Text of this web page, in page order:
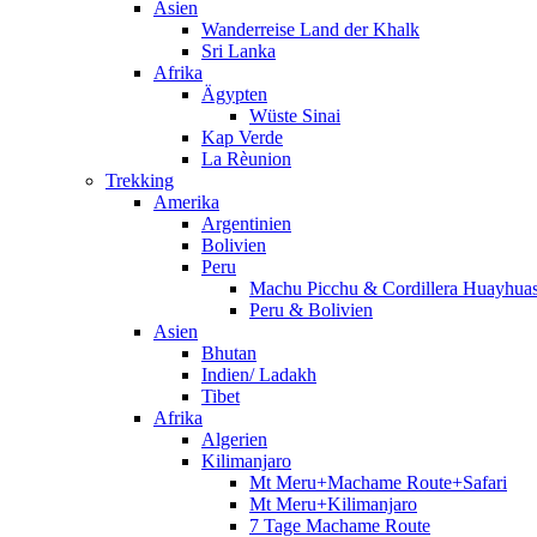
Asien
Wanderreise Land der Khalk
Sri Lanka
Afrika
Ägypten
Wüste Sinai
Kap Verde
La Rèunion
Trekking
Amerika
Argentinien
Bolivien
Peru
Machu Picchu & Cordillera
Peru & Bolivien
Asien
Bhutan
Indien/ Ladakh
Tibet
Afrika
Algerien
Kilimanjaro
Mt Meru+Machame Route+Safari
Mt Meru+Kilimanjaro
7 Tage Machame Route